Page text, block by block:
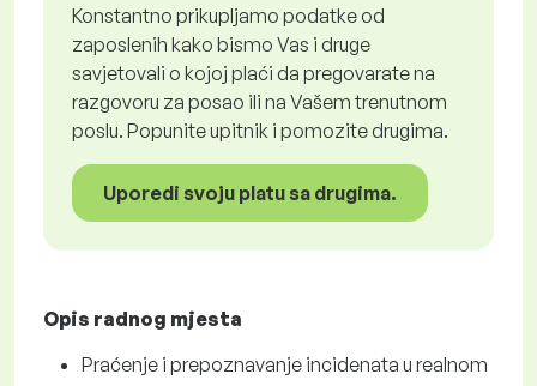
Konstantno prikupljamo podatke od
zaposlenih kako bismo Vas i druge
savjetovali o kojoj plaći da pregovarate na
razgovoru za posao ili na Vašem trenutnom
poslu. Popunite upitnik i pomozite drugima.
Uporedi svoju platu sa drugima.
Opis radnog mjesta
Praćenje i prepoznavanje incidenata u realnom